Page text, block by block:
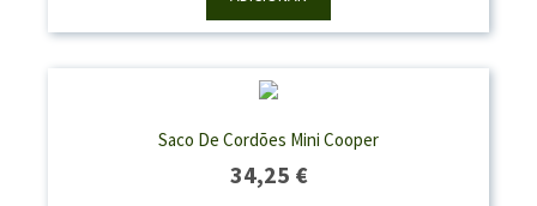
Saco De Cordões Mini Cooper
34,25 €